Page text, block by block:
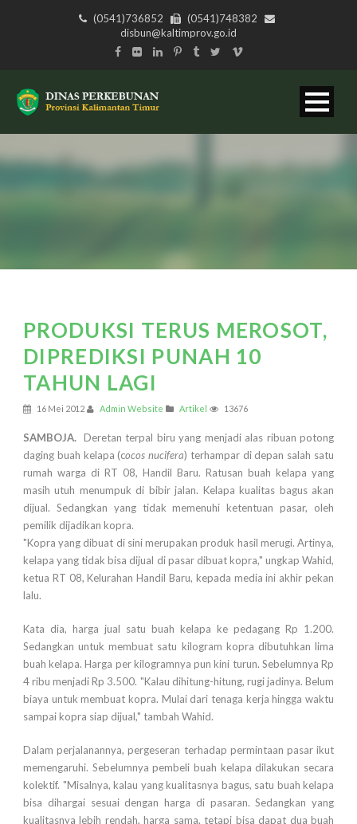
(0541)736852
(0541)748382
disbun@kaltimprov.go.id
PRODUKSI TERUS MEROSOT,
DIPREDIKSI PUNAH 10
TAHUN LAGI
16 Mei 2012 Admin Website Artikel 13676
SAMBOJA. Deretan terpal biru yang menjadi alas ribuan potong
daging buah kelapa (cocos nucifera) terhampar di depan salah satu
rumah warga di RT 08, Handil Baru. Ratusan buah kelapa yang
masih utuh menumpuk di bibir jalan. Kelapa kualitas bagus akan
dijual. Sedangkan yang tidak memenuhi ketentuan pasar, oleh
pemilik dijadikan kopra.
"Kopra yang dibuat di sini merupakan produk hasil merugi. Artinya,
kelapa yang tidak bisa dijual di pasar dibuat kopra," ungkap Wahid,
ketua RT 08, Kelurahan Handil Baru, kepada media ini akhir pekan
lalu.
Kata dia, harga jual satu buah kelapa ke pedagang Rp 1.200.
Sedangkan untuk membuat satu kilogram kopra dibutuhkan lima
buah kelapa. Harga per kilogramnya pun kini turun. Sebelumnya Rp
4 ribu menjadi Rp 3.500. "Kalau dihitung-hitung, rugi jadinya. Belum
biaya untuk membuat kopra. Mulai dari tenaga kerja hingga waktu
sampai kopra siap dijual," tambah Wahid.
Dalam perjalanannya, pergeseran terhadap permintaan pasar ikut
memengaruhi. Sebelumnya pembeli buah kelapa dilakukan secara
kolektif. "Misalnya, kalau yang kualitasnya bagus, satu buah kelapa
bisa dihargai sesuai dengan harga di pasaran. Sedangkan yang
kualitasnya lebih rendah, harga sama, tetapi bisa dapat dua buah